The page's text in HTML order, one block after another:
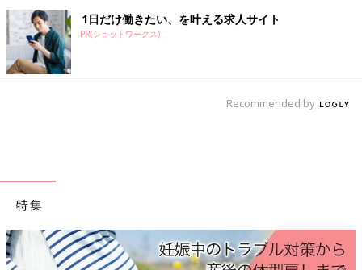
うので、成長を見極めながら、できることを増やしていきましょ
う。それが子どもの成長につながります。（取材・文／麻生珠
恵、ひよこクラブ編集部）
参考／「1才2才のひよこクラブ2018年夏秋号」「子どもの生き
1日だけ働きたい、を叶える求人サイト
PR(ショットワークス)
Recommended by
特集